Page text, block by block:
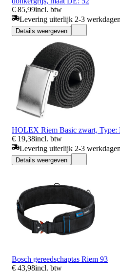
€ 85,99incl. btw
Levering uiterlijk 2-3 werkdagen
Details weergeven
HOLEX Riem Basic zwart, Type:
€ 19,38incl. btw
Levering uiterlijk 2-3 werkdagen
Details weergeven
Bosch gereedschaptas Riem 93
€ 43,98incl. btw